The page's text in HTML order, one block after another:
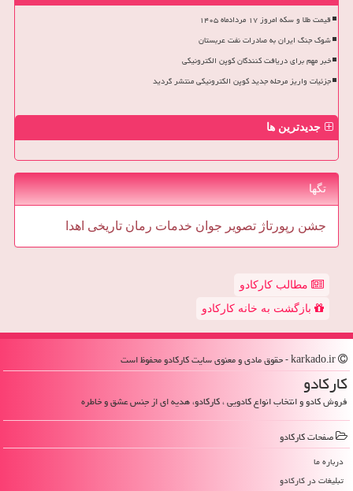
قیمت طلا و سکه امروز ۱۷ مردادماه ۱۴۰۵
شوک جنگ ایران به صادرات نفت عربستان
خبر مهم برای دریافت کنندگان کوپن الکترونیکی
جزئیات واریز مرحله جدید کوپن الکترونیکی منتشر گردید
جدیدترین ها
تگها
جشن رپورتاژ تصویر جوان خدمات رمان تاریخی اهدا
مطالب کارکادو
بازگشت به خانه کارکادو
كاركادو
فروش کادو و انتخاب انواع کادویی ، کارکادو، هدیه ای از جنس عشق و خاطره
صفحات كاركادو
درباره ما
تبلیغات در كاركادو